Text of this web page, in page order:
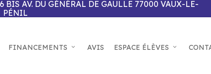
BIS AV. DU GÉNÉRAL DE GAULLE 77000 VAUX-LE-
PÉNIL
FINANCEMENTS AVIS ESPACE ÉLÈVES